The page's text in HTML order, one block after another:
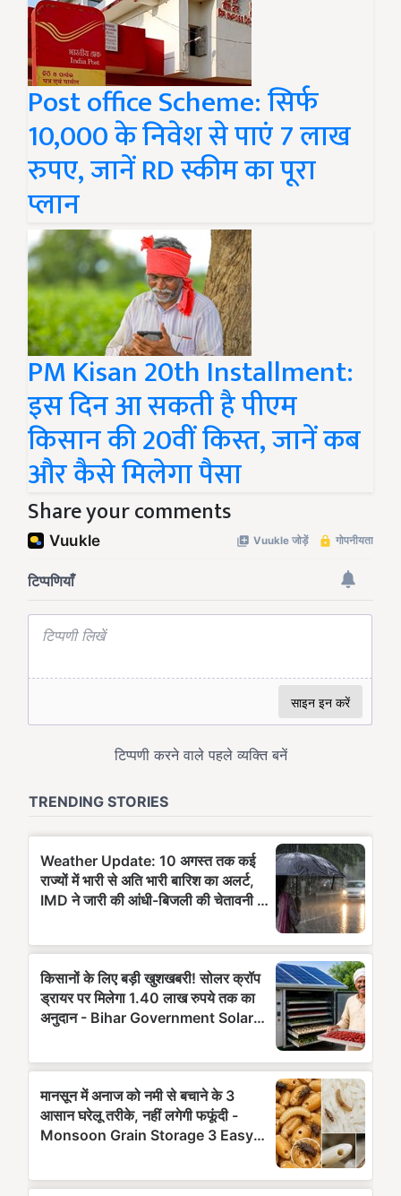
Post office Scheme: सिर्फ
10,000 के निवेश से पाएं 7 लाख
रुपए, जानें RD स्कीम का पूरा
प्लान
PM Kisan 20th Installment:
इस दिन आ सकती है पीएम
किसान की 20वीं किस्त, जानें कब
और कैसे मिलेगा पैसा
Share your comments